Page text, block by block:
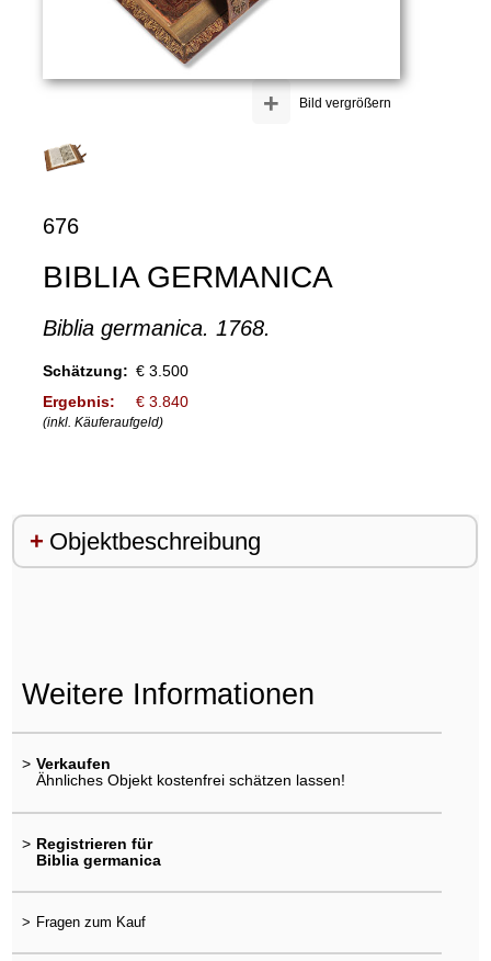
Bild vergrößern
+
676
BIBLIA GERMANICA
Biblia germanica. 1768.
Schätzung: € 3.500
Ergebnis:
€ 3.840
(inkl. Käuferaufgeld)
Objektbeschreibung
Weitere Informationen
> Verkaufen
Ähnliches Objekt kostenfrei schätzen lassen!
> Registrieren für
Biblia germanica
> Fragen zum Kauf